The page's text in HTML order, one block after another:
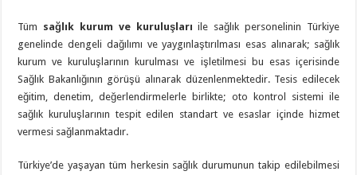
Tüm sağlık kurum ve kuruluşları ile sağlık personelinin Türkiye
genelinde dengeli dağılımı ve yaygınlaştırılması esas alınarak; sağlık
kurum ve kuruluşlarının kurulması ve işletilmesi bu esas içerisinde
Sağlık Bakanlığının görüşü alınarak düzenlenmektedir. Tesis edilecek
eğitim, denetim, değerlendirmelerle birlikte; oto kontrol sistemi ile
sağlık kuruluşlarının tespit edilen standart ve esaslar içinde hizmet
vermesi sağlanmaktadır.
Türkiye’de yaşayan tüm herkesin sağlık durumunun takip edilebilmesi